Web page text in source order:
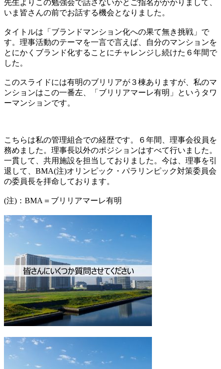
先生よりこの勉強会で話さないかとご指名がかかりまして、
いま皆さんの前でお話する機会となりました。
タイトルは「ブランドマンション化への果て無き挑戦」で
す。理事活動のテーマを一言で言えば、自分のマンションを
とにかくブランド化することにチャレンジし続けた６年間で
した。
このスライドには有明のブリリアが３棟ありますが、私のマ
ンションはこの一番左、「ブリリアマーレ有明」というタワ
ーマンションです。
こちらは私の管理組合での経歴です。６年間、理事会役員を
務めました。理事長以外のポジションはすべて行いました。
一貫して、共用施設を担当しておりました。今は、理事を引
退して、BMA(注)オリンピック・パラリンピック対策委員会
の委員長を拝命しております。
(注)：BMA＝ブリリアマーレ有明